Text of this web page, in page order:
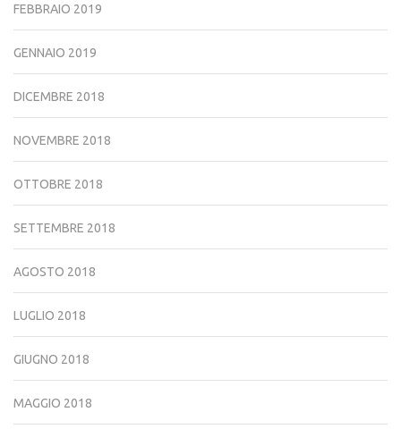
FEBBRAIO 2019
GENNAIO 2019
DICEMBRE 2018
NOVEMBRE 2018
OTTOBRE 2018
SETTEMBRE 2018
AGOSTO 2018
LUGLIO 2018
GIUGNO 2018
MAGGIO 2018